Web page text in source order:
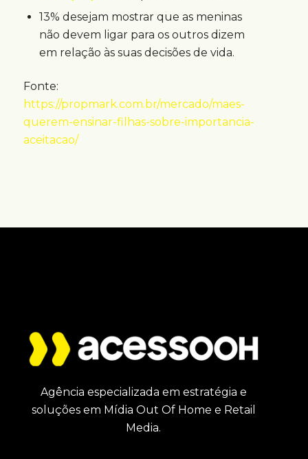
13% desejam mostrar que as meninas
não devem ligar para os outros dizem
em relação às suas decisões de vida.
Fonte:
https://propmark.com.br/mercado/maes-
querem-ensinar-filhas-sobre-importancia-
aceitacao/
Agência especializada em estratégia e
soluções em Mídia Out Of Home e Retail
Media.